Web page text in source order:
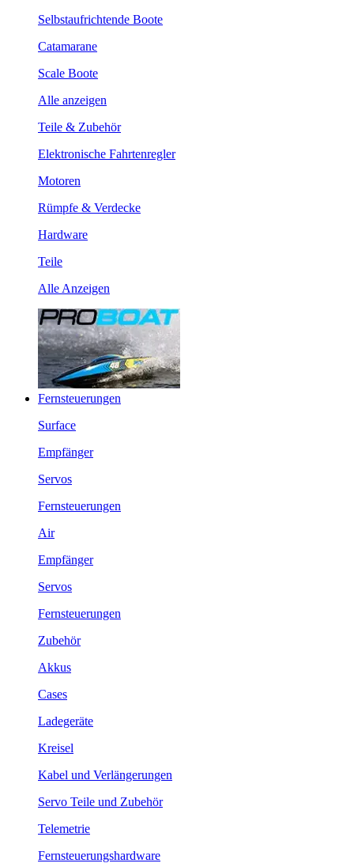
Selbstaufrichtende Boote
Catamarane
Scale Boote
Alle anzeigen
Teile & Zubehör
Elektronische Fahrtenregler
Motoren
Rümpfe & Verdecke
Hardware
Teile
Alle Anzeigen
Fernsteuerungen
Surface
Empfänger
Servos
Fernsteuerungen
Air
Empfänger
Servos
Fernsteuerungen
Zubehör
Akkus
Cases
Ladegeräte
Kreisel
Kabel und Verlängerungen
Servo Teile und Zubehör
Telemetrie
Fernsteuerungshardware